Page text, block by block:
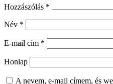
Hozzászólás *
Név *
E-mail cím *
Honlap
A nevem, e-mail címem, és